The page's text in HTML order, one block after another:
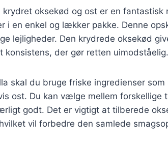
oksekød og ost er en fantastisk
i en enkel og lækker pakke. Denne
lejligheder. Den krydrede oksekød
konsistens, der gør retten uimodståelig.
skal du bruge friske ingredienser
ost. Du kan vælge mellem forskellige
godt. Det er vigtigt at tilberede
vil forbedre den samlede